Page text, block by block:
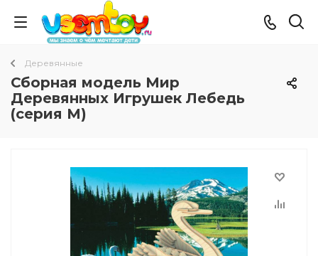
Деревянные
Сборная модель Мир
Деревянных Игрушек Лебедь
(серия М)